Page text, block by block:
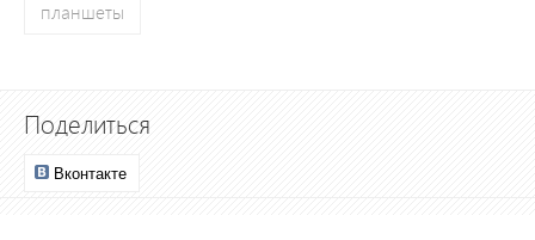
планшеты
Поделиться
Вконтакте